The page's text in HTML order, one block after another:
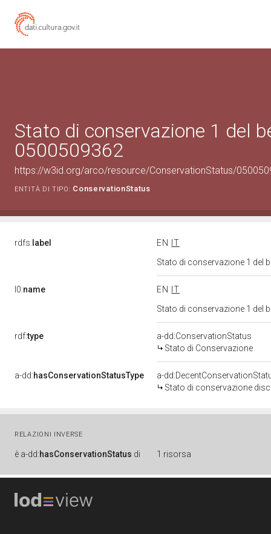
Stato di conservazione 1 del
0500509362
https://w3id.org/arco/resource/ConservationStatus/
ENTITÀ DI TIPO: ConservationStatus
rdfs: label EN
IT
Stato di conservazione 1 del
l0:name EN
IT
Stato di conservazione 1 del
rdf:type
a-dd:ConservationStatus
Stato di Conservazione
a-dd:hasConservationStatusType
a-
Stato di conservazione
RELAZIONI INVERSE
è a-dd:hasConservationStatus di 1 risorsa